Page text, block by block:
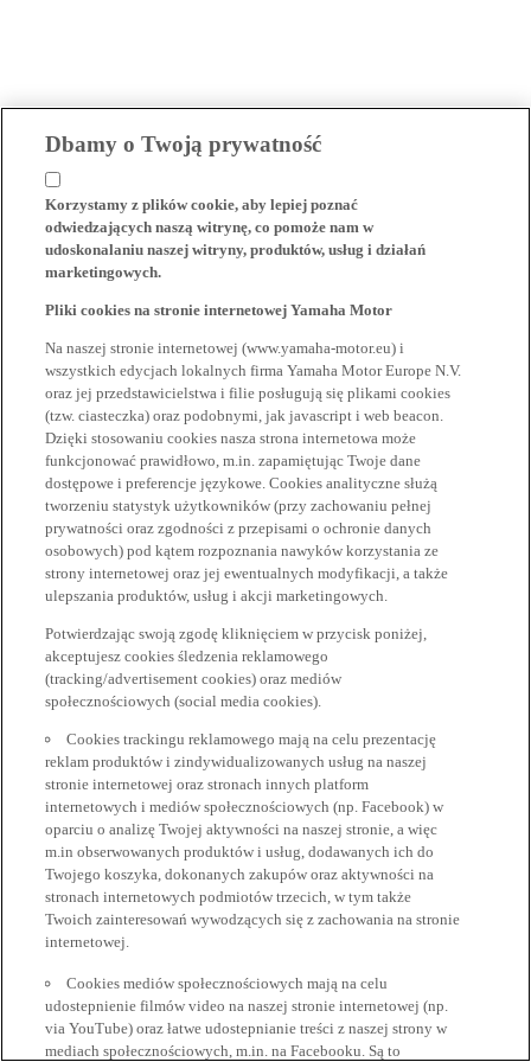
Dbamy o Twoją prywatność
Korzystamy z plików cookie, aby lepiej poznać
odwiedzających naszą witrynę, co pomoże nam w
udoskonalaniu naszej witryny, produktów, usług i działań
marketingowych.
Pliki cookies na stronie internetowej Yamaha Motor
Na naszej stronie internetowej (www.yamaha-motor.eu) i
wszystkich edycjach lokalnych firma Yamaha Motor Europe N.V.
oraz jej przedstawicielstwa i filie posługują się plikami cookies
(tzw. ciasteczka) oraz podobnymi, jak javascript i web beacon.
Dzięki stosowaniu cookies nasza strona internetowa może
funkcjonować prawidłowo, m.in. zapamiętując Twoje dane
dostępowe i preferencje językowe. Cookies analityczne służą
tworzeniu statystyk użytkowników (przy zachowaniu pełnej
prywatności oraz zgodności z przepisami o ochronie danych
osobowych) pod kątem rozpoznania nawyków korzystania ze
strony internetowej oraz jej ewentualnych modyfikacji, a także
ulepszania produktów, usług i akcji marketingowych.
Potwierdzając swoją zgodę kliknięciem w przycisk poniżej,
akceptujesz cookies śledzenia reklamowego
(tracking/advertisement cookies) oraz mediów
społecznościowych (social media cookies).
Cookies trackingu reklamowego mają na celu prezentację
reklam produktów i zindywidualizowanych usług na naszej
stronie internetowej oraz stronach innych platform
internetowych i mediów społecznościowych (np. Facebook) w
oparciu o analizę Twojej aktywności na naszej stronie, a więc
m.in obserwowanych produktów i usług, dodawanych ich do
Twojego koszyka, dokonanych zakupów oraz aktywności na
stronach internetowych podmiotów trzecich, w tym także
Twoich zainteresowań wywodzących się z zachowania na stronie
internetowej.
Cookies mediów społecznościowych mają na celu
udostepnienie filmów video na naszej stronie internetowej (np.
via YouTube) oraz łatwe udostepnianie treści z naszej strony w
mediach społecznościowych, m.in. na Facebooku. Są to